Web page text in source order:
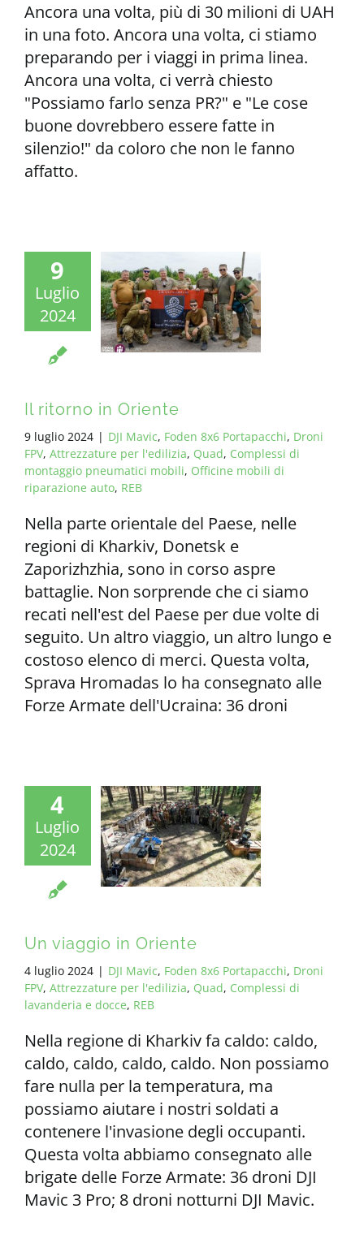
Ancora una volta, più di 30 milioni di UAH
in una foto. Ancora una volta, ci stiamo
preparando per i viaggi in prima linea.
Ancora una volta, ci verrà chiesto
"Possiamo farlo senza PR?" e "Le cose
buone dovrebbero essere fatte in
silenzio!" da coloro che non le fanno
affatto.
9
Luglio
2024
Il ritorno in Oriente
9 luglio 2024 | DJI Mavic, Foden 8x6 Portapacchi, Droni
FPV, Attrezzature per l'edilizia, Quad, Complessi di
montaggio pneumatici mobili, Officine mobili di
riparazione auto, REB
Nella parte orientale del Paese, nelle
regioni di Kharkiv, Donetsk e
Zaporizhzhia, sono in corso aspre
battaglie. Non sorprende che ci siamo
recati nell'est del Paese per due volte di
seguito. Un altro viaggio, un altro lungo e
costoso elenco di merci. Questa volta,
Sprava Hromadas lo ha consegnato alle
Forze Armate dell'Ucraina: 36 droni
4
Luglio
2024
Un viaggio in Oriente
4 luglio 2024 | DJI Mavic, Foden 8x6 Portapacchi, Droni
FPV, Attrezzature per l'edilizia, Quad, Complessi di
lavanderia e docce, REB
Nella regione di Kharkiv fa caldo: caldo,
caldo, caldo, caldo, caldo. Non possiamo
fare nulla per la temperatura, ma
possiamo aiutare i nostri soldati a
contenere l'invasione degli occupanti.
Questa volta abbiamo consegnato alle
brigate delle Forze Armate: 36 droni DJI
Mavic 3 Pro; 8 droni notturni DJI Mavic.